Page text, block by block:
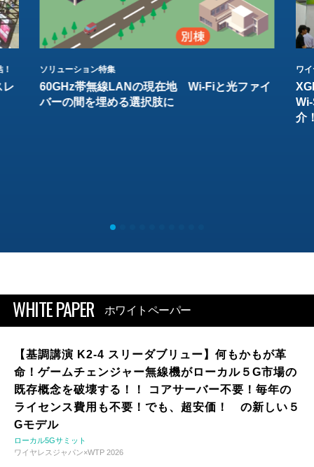
レ
ソリューション特集
60GHz帯無線LANの現在地 Wi-Fiと光ファイ
バーの間を埋める選択肢に
ワ
介
WHITE PAPER ホワイトペーパー
【基調講演 K2-4 スリーダブリュー】何もかもが革
命！ゲームチェンジャー無線機がローカル５G市場の
既存概念を破壊する！！ コアサーバー不要！毎年の
ライセンス費用も不要！でも、超安価！ の新しい５
Gモデル
ローカル5Gサミット
ワイヤレスジャパン×WTP 2026